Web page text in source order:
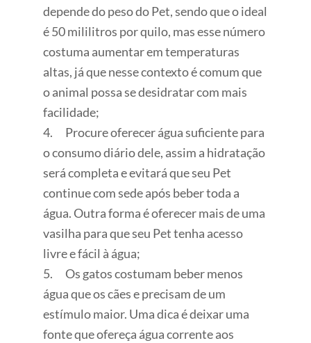
depende do peso do Pet, sendo que o ideal
é 50 mililitros por quilo, mas esse número
costuma aumentar em temperaturas
altas, já que nesse contexto é comum que
o animal possa se desidratar com mais
facilidade;
4. Procure oferecer água suficiente para
o consumo diário dele, assim a hidratação
será completa e evitará que seu Pet
continue com sede após beber toda a
água. Outra forma é oferecer mais de uma
vasilha para que seu Pet tenha acesso
livre e fácil à água;
5. Os gatos costumam beber menos
água que os cães e precisam de um
estímulo maior. Uma dica é deixar uma
fonte que ofereça água corrente aos